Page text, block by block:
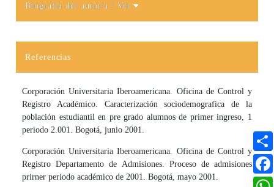
Biografía del autor/a/ Ver
Referencias
Corporación Universitaria Iberoamericana. Oficina de Control y
Registro Académico. Caracterización sociodemografica de la
población estudiantil en pre grado alumnos de primer ingreso, 1
periodo 2.001. Bogotá, junio 2001.
Corporación Universitaria Iberoamericana. Oficina de Control y
Registro Departamento de Admisiones. Proceso de admisiones
prirner periodo académico de 2001. Bogotá, mayo 2001.